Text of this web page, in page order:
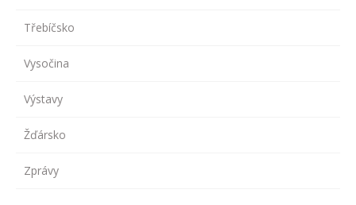
Třebíčsko
Vysočina
Výstavy
Žďársko
Zprávy